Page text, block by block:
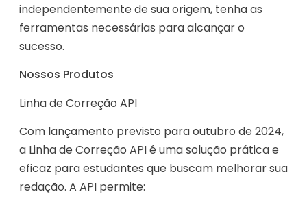
independentemente de sua origem, tenha as
ferramentas necessárias para alcançar o
sucesso.
Nossos Produtos
Linha de Correção API
Com lançamento previsto para outubro de 2024,
a Linha de Correção API é uma solução prática e
eficaz para estudantes que buscam melhorar sua
redação. A API permite: